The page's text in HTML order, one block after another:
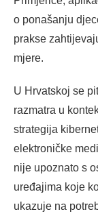
o ponašanju
prakse
mjere.
U Hrvatskoj se
razmatra u
strategija
elektroničke
nije upoznato s
uređajima koje
ukazuje na